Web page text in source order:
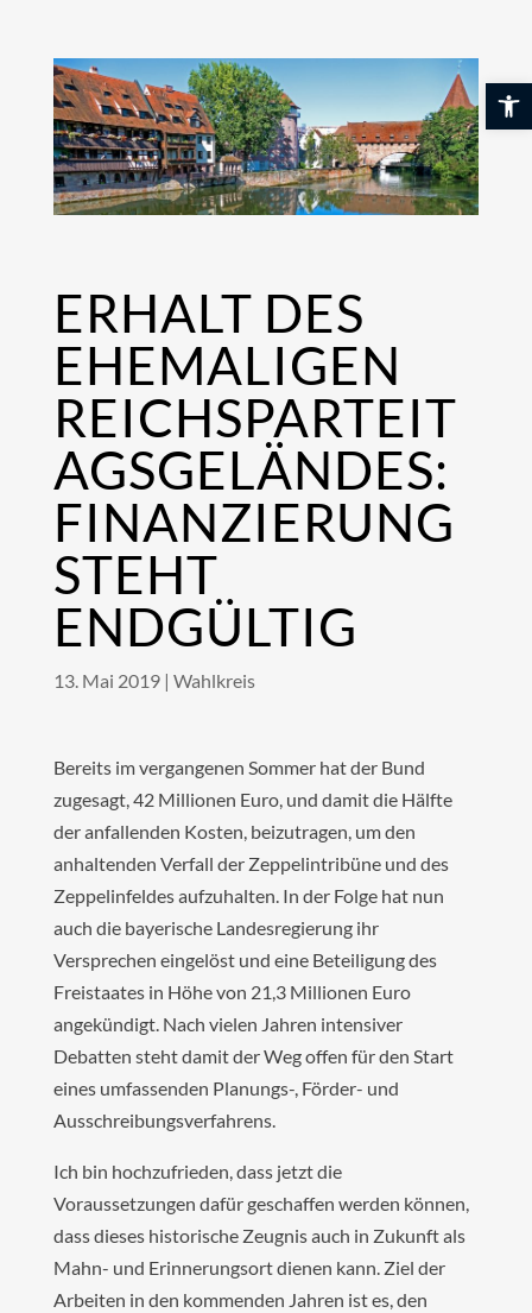
content
ERHALT DES
EHEMALIGEN
REICHSPARTEIT
AGSGELÄNDES:
FINANZIERUNG
STEHT
ENDGÜLTIG
13. Mai 2019| Wahlkreis
Bereits im vergangenen Sommer hat der Bund
zugesagt, 42 Millionen Euro, und damit die Hälfte
der anfallenden Kosten, beizutragen, um den
anhaltenden Verfall der Zeppelintribüne und des
Zeppelinfeldes aufzuhalten. In der Folge hat nun
auch die bayerische Landesregierung ihr
Versprechen eingelöst und eine Beteiligung des
Freistaates in Höhe von 21,3 Millionen Euro
angekündigt. Nach vielen Jahren intensiver
Debatten steht damit der Weg offen für den Start
eines umfassenden Planungs-, Förder- und
Ausschreibungsverfahrens.
Ich bin hochzufrieden, dass jetzt die
Voraussetzungen dafür geschaffen werden können,
dass dieses historische Zeugnis auch in Zukunft als
Mahn- und Erinnerungsort dienen kann. Ziel der
Arbeiten in den kommenden Jahren ist es, den